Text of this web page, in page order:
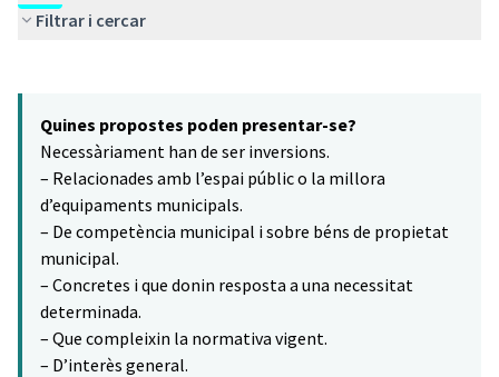
Filtrar i cercar
−
Quines propostes poden presentar-se?
Necessàriament han de ser inversions.
– Relacionades amb l’espai públic o la millora
d’equipaments municipals.
– De competència municipal i sobre béns de propietat
municipal.
– Concretes i que donin resposta a una necessitat
determinada.
– Que compleixin la normativa vigent.
– D’interès general.